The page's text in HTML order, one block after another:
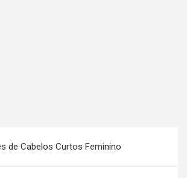
de Cabelos Curtos Feminino